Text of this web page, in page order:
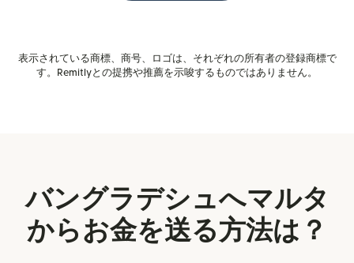
表示されている商標、商号、ロゴは、それぞれの所有者の登録商標で
す。Remitlyとの提携や推薦を示唆するものではありません。
バングラデシュへマルタ
からお金を送る方法は？